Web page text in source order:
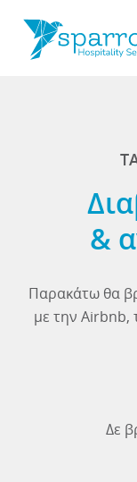
&
Παρακάτω θα
με την Airbnb,
Δε